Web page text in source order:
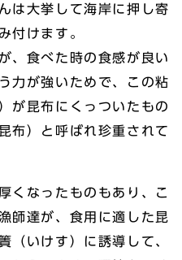
は大挙して海岸に押し寄
付けます。
、食べた時の食感が良い
力が強いためで、この粘
が昆布にくっついたもの
布）と呼ばれ珍重されて
くなったものもあり、こ
師達が、食用に適した昆
（いけす）に誘導して、